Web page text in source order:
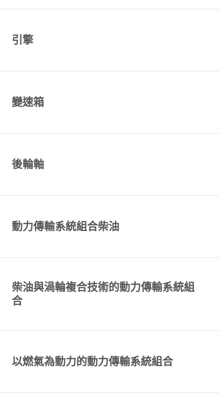
引擎
變速箱
後輪軸
動力傳輸系統組合柴油
柴油與渦輪複合技術的動力傳輸系統組
合
以燃氣為動力的動力傳輸系統組合